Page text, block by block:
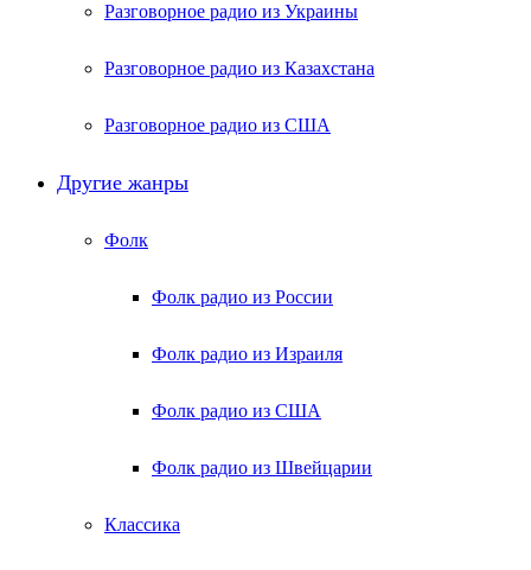
Разговорное радио из Украины
Разговорное радио из Казахстана
Разговорное радио из США
Другие жанры
Фолк
Фолк радио из России
Фолк радио из Израиля
Фолк радио из США
Фолк радио из Швейцарии
Классика